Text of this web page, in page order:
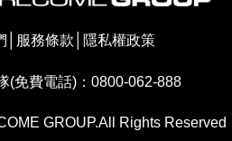
服務條款 隱私權政策
(免費電話)：0800-062-888
GROUP.All Rights Reserved